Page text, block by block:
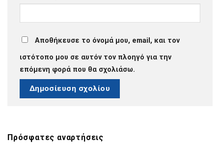
Αποθήκευσε το όνομά μου, email, και τον
ιστότοπο μου σε αυτόν τον πλοηγό για την
επόμενη φορά που θα σχολιάσω.
Πρόσφατες αναρτήσεις